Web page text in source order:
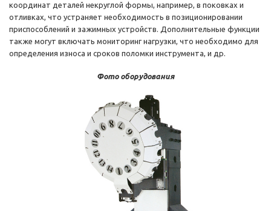
координат деталей некруглой формы, например, в поковках и
отливках, что устраняет необходимость в позиционировании
приспособлений и зажимных устройств. Дополнительные функции
также могут включать мониторинг нагрузки, что необходимо для
определения износа и сроков поломки инструмента, и др.
Фото оборудования